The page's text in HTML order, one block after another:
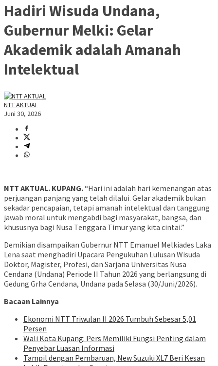
Hadiri Wisuda Undana,
Gubernur Melki: Gelar
Akademik adalah Amanah
Intelektual
NTT AKTUAL
Juni 30, 2026
NTT AKTUAL. KUPANG.“Hari ini adalah hari kemenangan atas
perjuangan panjang yang telah dilalui. Gelar akademik bukan
sekadar pencapaian, tetapi amanah intelektual dan tanggung
jawab moral untuk mengabdi bagi masyarakat, bangsa, dan
khususnya bagi Nusa Tenggara Timur yang kita cintai.”
Demikian disampaikan Gubernur NTT Emanuel Melkiades Laka
Lena saat menghadiri Upacara Pengukuhan Lulusan Wisuda
Doktor, Magister, Profesi, dan Sarjana Universitas Nusa
Cendana (Undana) Periode II Tahun 2026 yang berlangsung di
Gedung Grha Cendana, Undana pada Selasa (30/Juni/2026).
Bacaan Lainnya
Ekonomi NTT Triwulan II 2026 Tumbuh Sebesar 5,01
Persen
Wali Kota Kupang: Pers Memiliki Fungsi Penting dalam
Penyebar Luasan Informasi
Tampil dengan Pembaruan, New Suzuki XL7 Beri Kesan